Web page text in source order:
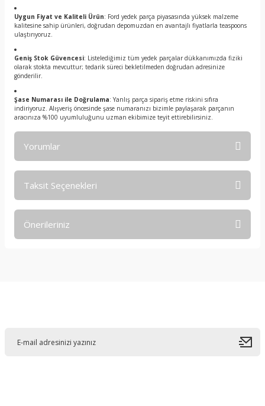
Uygun Fiyat ve Kaliteli Ürün: Ford yedek parça piyasasında yüksek malzeme
kalitesine sahip ürünleri, doğrudan depomuzdan en avantajlı fiyatlarla teaspoons
ulaştırıyoruz.
Geniş Stok Güvencesi: Listelediğimiz tüm yedek parçalar dükkanımızda fiziki
olarak stokta mevcuttur; tedarik süreci bekletilmeden doğrudan adresinize
gönderilir.
Şase Numarası ile Doğrulama: Yanlış parça sipariş etme riskini sıfıra
indiriyoruz. Alışveriş öncesinde şase numaranızı bizimle paylaşarak parçanın
aracınıza %100 uyumluluğunu uzman ekibimize teyit ettirebilirsiniz.
Yorumlar
Taksit Seçenekleri
Önerileriniz